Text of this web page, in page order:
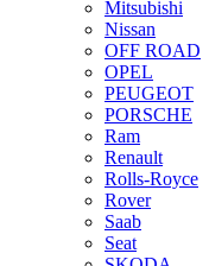
Mitsubishi
Nissan
OFF ROAD
OPEL
PEUGEOT
PORSCHE
Ram
Renault
Rolls-Royce
Rover
Saab
Seat